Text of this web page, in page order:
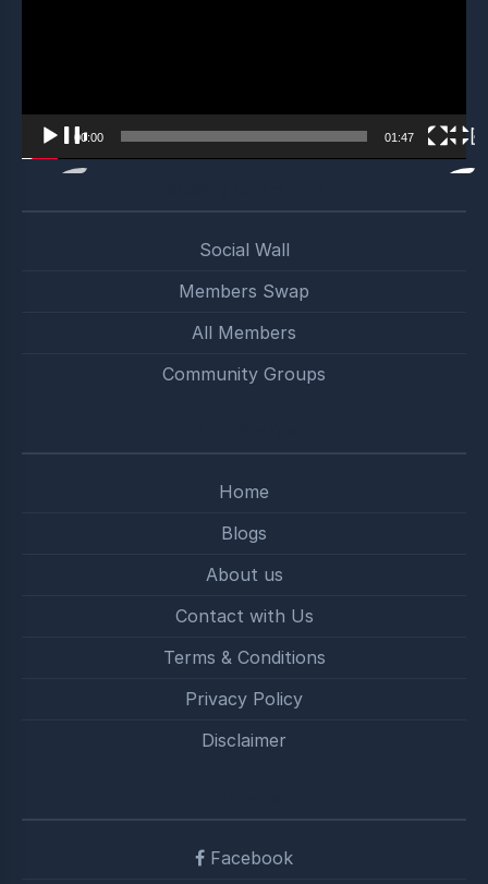
00:00 01:47
Social Wall
Members Swap
All Members
Community Groups
Home
Blogs
About us
Contact with Us
Terms & Conditions
Privacy Policy
Disclaimer
Facebook